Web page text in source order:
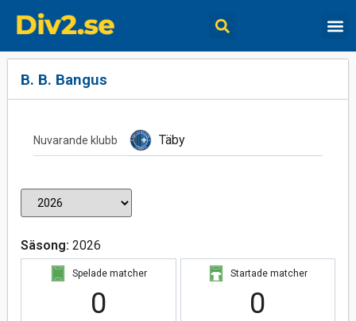
B. B. Bangus
Nuvarande klubb Täby
Säsong: 2026
Spelade matcher
0
Startade matcher
0